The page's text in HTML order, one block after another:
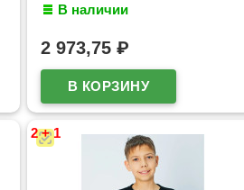
В наличии
2 973,75 ₽
2 + 1